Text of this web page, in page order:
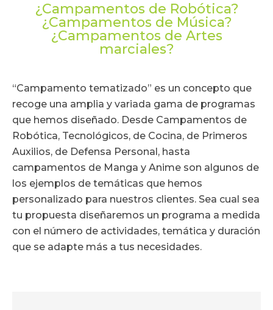
¿Campamentos de Robótica?
¿Campamentos de Música?
¿Campamentos de Artes
marciales?
“Campamento tematizado” es un concepto que
recoge una amplia y variada gama de programas
que hemos diseñado. Desde Campamentos de
Robótica, Tecnológicos, de Cocina, de Primeros
Auxilios, de Defensa Personal, hasta
campamentos de Manga y Anime son algunos de
los ejemplos de temáticas que hemos
personalizado para nuestros clientes. Sea cual sea
tu propuesta diseñaremos un programa a medida
con el número de actividades, temática y duración
que se adapte más a tus necesidades.